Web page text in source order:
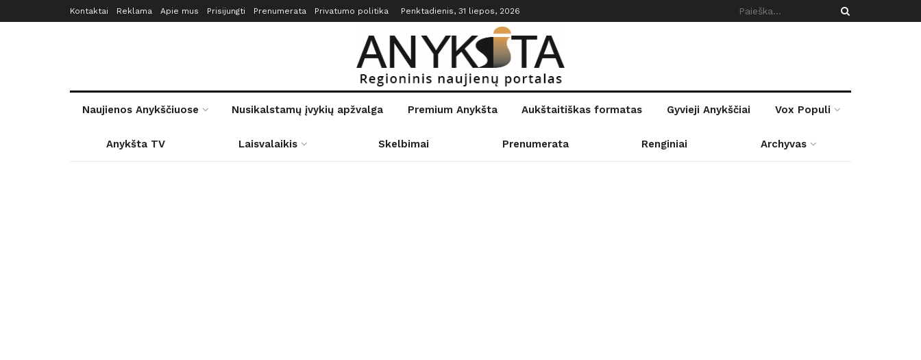
Kontaktai Reklama Apie mus Prisijungti Prenumerata Privatumo politika Penktadienis, 31 liepos, 2026
Naujienos Anykščiuose Nusikalstamų įvykių apžvalga Premium Anykšta Aukštaitiškas formatas Gyvieji Anykščiai Vox Populi
Anykšta TV Laisvalaikis Skelbimai Prenumerata Renginiai Archyvas